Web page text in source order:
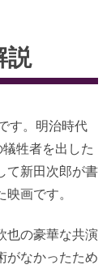
説
す。明治時代
牲者を出した
て新田次郎が書
画です。
也の豪華な共演
がなかったため